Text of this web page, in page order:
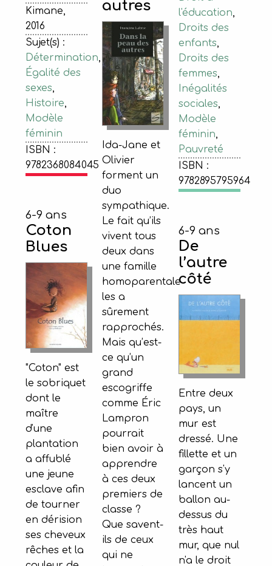
Kimane,
2016
Sujet(s) :
Détermination,
Égalité des
sexes,
Histoire,
Modèle
féminin
ISBN :
9782368084045
l'éducation,
Droits des
enfants,
Droits des
femmes,
Inégalités
sociales,
Modèle
féminin,
Pauvreté
ISBN :
9782895795964
6-9 ans
Coton
Blues
"Coton" est
le sobriquet
dont le
maître
d'une
plantation
a affublé
une jeune
esclave afin
de tourner
en dérision
ses cheveux
rêches et la
autres
Ida-Jane et
Olivier
forment un
duo
sympathique.
Le fait qu’ils
vivent tous
deux dans
une famille
homoparentale
les a
sûrement
rapprochés.
Mais qu’est-
ce qu’un
grand
escogriffe
comme Éric
Lampron
pourrait
bien avoir à
apprendre
à ces deux
premiers de
classe ?
Que savent-
ils de ceux
qui ne
6-9 ans
De
l’autre
côté
Entre deux
pays, un
mur est
dressé. Une
fillette et un
garçon s'y
lancent un
ballon au-
dessus du
très haut
mur, que nul
n'a le droit